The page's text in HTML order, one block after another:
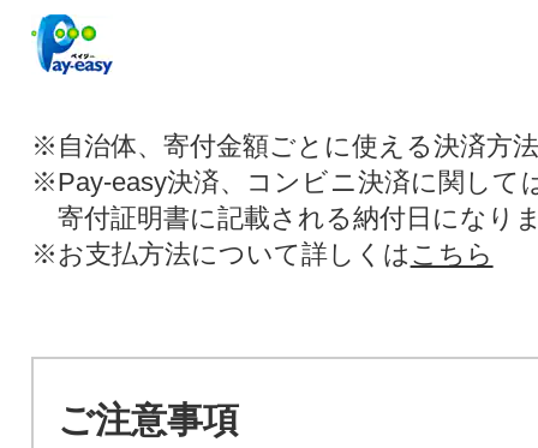
※自治体、寄付金額ごとに使える決済方
※Pay-easy決済、コンビニ決済に関して
寄付証明書に記載される納付日になり
※お支払方法について詳しくは こちら
ご注意事項